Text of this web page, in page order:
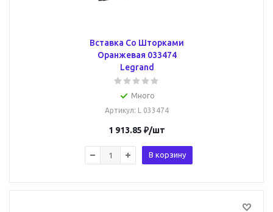
Вставка Со Шторками
Оранжевая 033474
Legrand
Много
Артикул: L 033474
1 913.85 ₽/шт
В корзину